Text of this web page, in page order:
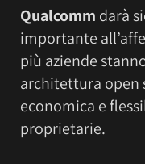
Qualcomm darà
importante
più aziende
architettura open
economica e
proprietarie.